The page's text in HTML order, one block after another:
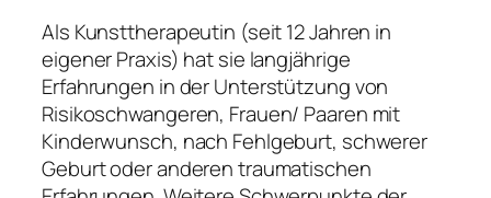
Als Kunsttherapeutin (seit 12 Jahren in
eigener Praxis) hat sie langjährige
Erfahrungen in der Unterstützung von
Risikoschwangeren, Frauen/ Paaren mit
Kinderwunsch, nach Fehlgeburt, schwerer
Geburt oder anderen traumatischen